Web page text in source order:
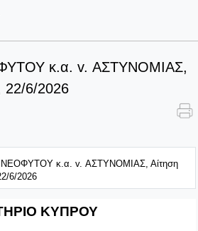
κ.α. v. ΑΣΤΥΝΟΜΙΑΣ,
22/6/2026
κ.α. v. ΑΣΤΥΝΟΜΙΑΣ, Αίτηση
6/2026
ΚΥΠΡΟΥ